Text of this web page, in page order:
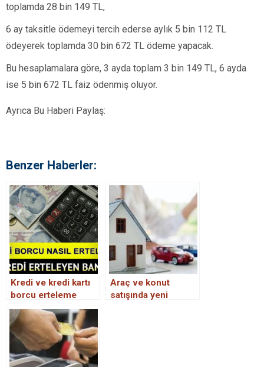
toplamda 28 bin 149 TL,
6 ay taksitle ödemeyi tercih ederse aylık 5 bin 112 TL
ödeyerek toplamda 30 bin 672 TL ödeme yapacak.
Bu hesaplamalara göre, 3 ayda toplam 3 bin 149 TL, 6 ayda
ise 5 bin 672 TL faiz ödenmiş oluyor.
Ayrıca Bu Haberi Paylaş:
Benzer Haberler:
Kredi ve kredi kartı
borcu erteleme
başvurusu nasıl
yapılır? Kredi
ödemelerini hangi
bankalar erteledi?
Araç ve konut
satışında yeni